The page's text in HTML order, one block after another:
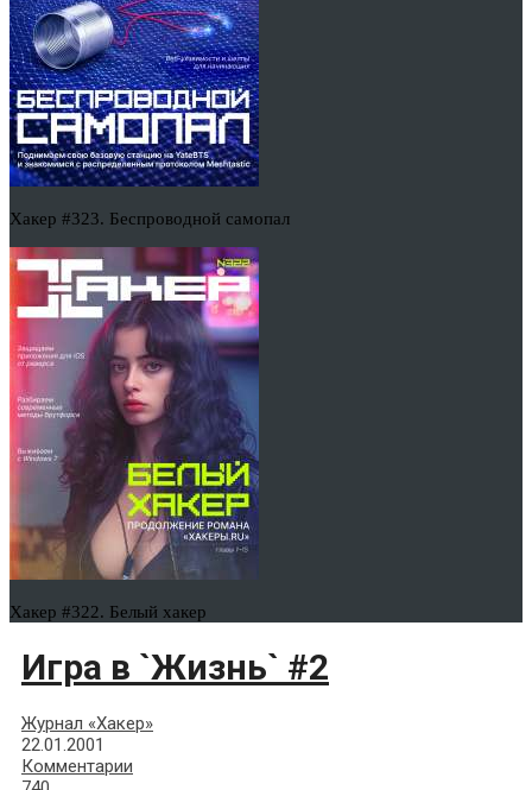
Хакер #323. Беспроводной самопал
Хакер #322. Белый хакер
Игра в `Жизнь` #2
Журнал «Хакер»
22.01.2001
Комментарии